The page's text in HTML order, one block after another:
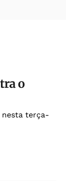
o
nesta terça-